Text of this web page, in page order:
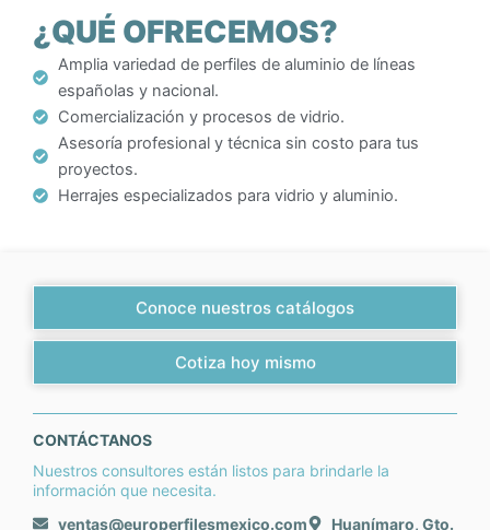
¿QUÉ OFRECEMOS?
Amplia variedad de perfiles de aluminio de líneas
españolas y nacional.
Comercialización y procesos de vidrio.
Asesoría profesional y técnica sin costo para tus
proyectos.
Herrajes especializados para vidrio y aluminio.
Conoce nuestros catálogos
Cotiza hoy mismo
CONTÁCTANOS
Nuestros consultores están listos para brindarle la
información que necesita.
ventas@europerfilesmexico.com
Huanímaro, Gto.